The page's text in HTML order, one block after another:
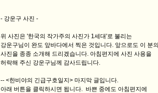
- 강운구 사진 -
위 사진은 '한국의 작가주의 사진가 1세대'로 불리는
강운구님이 완도 앞바다에서 찍은 것입니다. 앞으로도 이 분의
사진을 종종 소개해 드리겠습니다. 아침편지에 사진 사용을
허락해 주신 강운구님께 감사드립니다.
-- <한비야의 긴급구호일지> 마지막 글입니다.
아래 버튼을 클릭하시면 됩니다. 바쁜 중에도 아침편지에